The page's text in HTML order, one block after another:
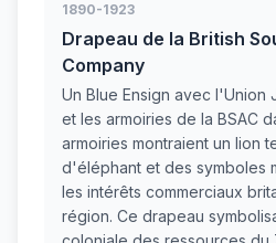
1890-1923
Drapeau de la British
Company
Un Blue Ensign avec l'Union
et les armoiries de la BSAC
armoiries montraient un lion
d'éléphant et des symboles
les intérêts commerciaux
région. Ce drapeau